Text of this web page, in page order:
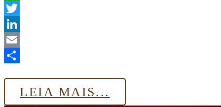
WhatsApp
Twitter
LinkedIn
Email
LEIA MAIS...